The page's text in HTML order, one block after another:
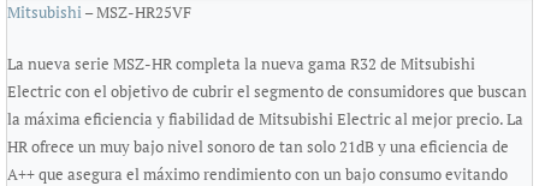
Mitsubishi– MSZ-HR25VF
La nueva serie MSZ-­HR completa la nueva gama R32 de Mitsubishi
Electric con el objetivo de cubrir el segmento de consumidores que buscan
la máxima eficiencia y fiabilidad de Mitsubishi Electric al mejor precio. La
HR ofrece un muy bajo nivel sonoro de tan solo 21dB y una eficiencia de
A++ que asegura el máximo rendimiento con un bajo consumo evitando